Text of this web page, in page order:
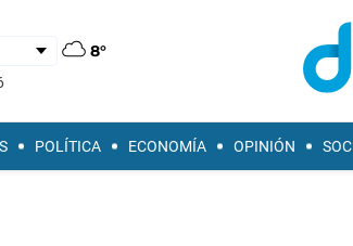
8°
POLÍTICA ECONOMÍA OPINIÓN